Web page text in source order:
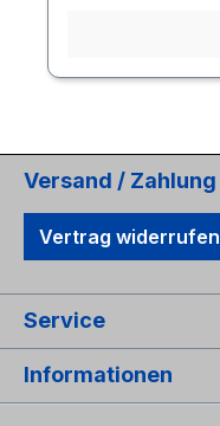
Versand / Zahlung
Vertrag widerrufen
Service
Informationen